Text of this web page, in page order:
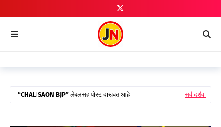
CHALISAON BJP लेबलसह पोस्ट दाखवत आहे सर्व दर्शवा